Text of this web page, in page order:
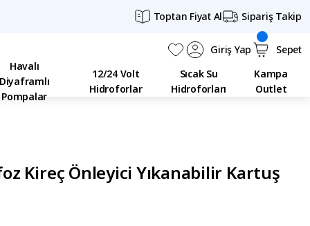
Toptan Fiyat Al Sipariş Takip
Giriş Yap
Sepet
Havalı
Pompalar
12/24 Volt
Hidroforlar
Sıcak Su
Hidroforları
Kampa
Outlet
Kireç Önleyici Yıkanabilir Kartuş